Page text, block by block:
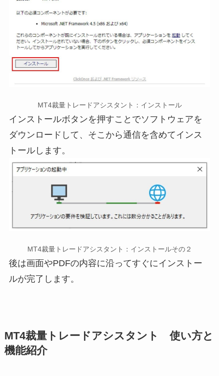
MT4裁量トレードアシスタント：インストール
インストールボタンを押すことでソフトウェアを
ダウンロードして、そこから通信を含めてインス
トールします。
MT4裁量トレードアシスタント：インストールその２
後は画面やPDFの内容に沿ってすぐにインストー
ルが完了します。
MT4裁量トレードアシスタント 使い方と
機能紹介